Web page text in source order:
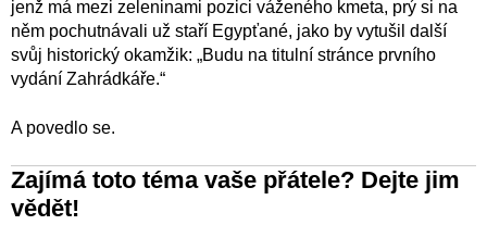
jenž má mezi zeleninami pozici váženého kmeta, prý si na
něm pochutnávali už staří Egypťané, jako by vytušil další
svůj historický okamžik: „Budu na titulní stránce prvního
vydání Zahrádkáře.“
A povedlo se.
Zajímá toto téma vaše přátele? Dejte jim
vědět!